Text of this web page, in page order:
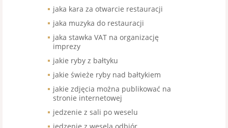
jaka kara za otwarcie restauracji
jaka muzyka do restauracji
jaka stawka VAT na organizację
imprezy
jakie ryby z bałtyku
jakie świeże ryby nad bałtykiem
jakie zdjęcia można publikować na
stronie internetowej
jedzenie z sali po weselu